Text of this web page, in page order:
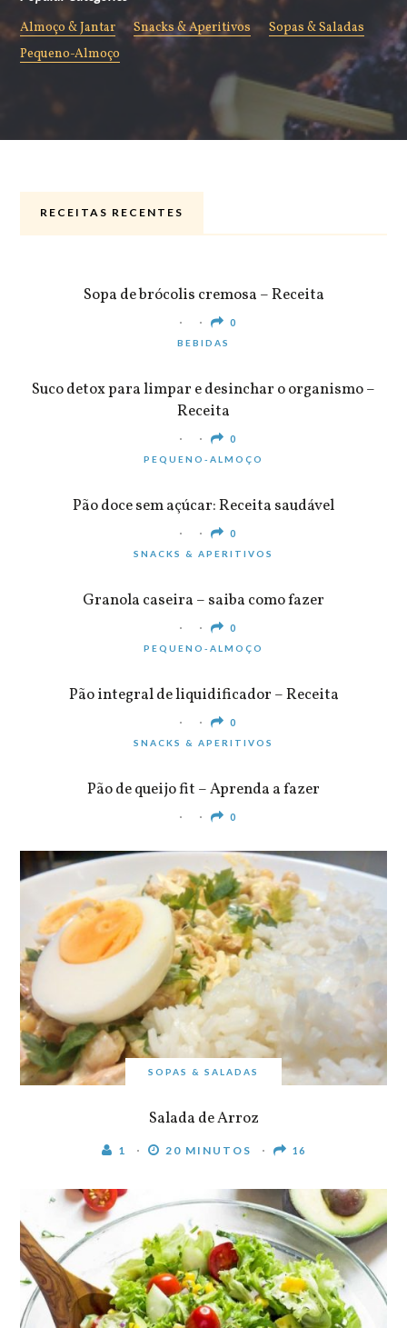
Almoço & Jantar Snacks & Aperitivos
Sopas & Saladas
Pequeno-Almoço
RECEITAS RECENTES
Sopa de brócolis cremosa – Receita
0
BEBIDAS
Suco detox para limpar e desinchar o organismo –
Receita
0
PEQUENO-ALMOÇO
Pão doce sem açúcar: Receita saudável
0
SNACKS & APERITIVOS
Granola caseira – saiba como fazer
0
PEQUENO-ALMOÇO
Pão integral de liquidificador – Receita
0
SNACKS & APERITIVOS
Pão de queijo fit – Aprenda a fazer
0
SOPAS & SALADAS
Salada de Arroz
1 20 MINUTOS 16